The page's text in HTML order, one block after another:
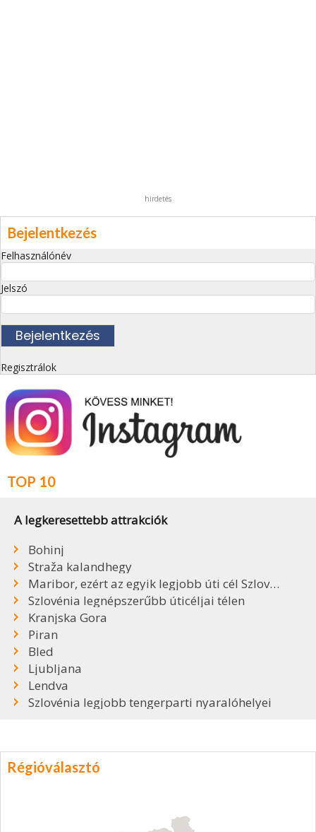
hirdetés
Bejelentkezés
Felhasználónév
Jelszó
Regisztrálok
TOP 10
A legkeresettebb attrakciók
Bohinj
Straža kalandhegy
Maribor, ezért az egyik legjobb úti cél Szlovéniában
Szlovénia legnépszerűbb úticéljai télen
Kranjska Gora
Piran
Bled
Ljubljana
Lendva
Szlovénia legjobb tengerparti nyaralóhelyei
Régióválasztó